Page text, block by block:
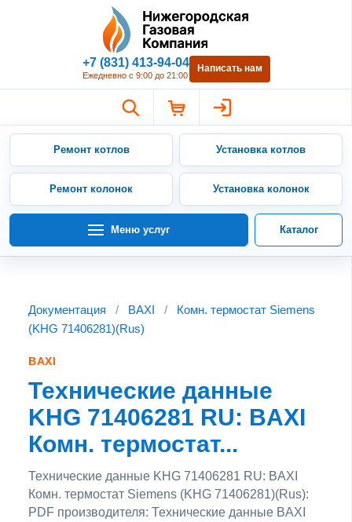
Нижегородская Газовая
+7 (831) 413-94-04
Ежедневно с 9:00 до 21:00
Написать нам
Ремонт котлов Установка котлов
Ремонт колонок Установка колонок
Меню услуг Каталог
Документация / BAXI /
Комн. термостат Siemens
(KHG 71406281)(Rus)
BAXI
Технические данные
KHG 71406281 RU: BAXI
Комн. термостат...
Технические данные KHG 71406281 RU: BAXI
Комн. термостат Siemens (KHG 71406281)(Rus):
PDF производителя: Технические данные BAXI